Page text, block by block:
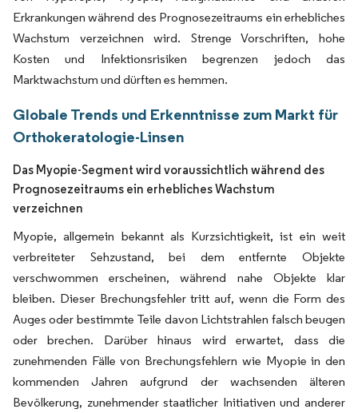
Erkrankungen während des Prognosezeitraums ein erhebliches
Wachstum verzeichnen wird. Strenge Vorschriften, hohe
Kosten und Infektionsrisiken begrenzen jedoch das
Marktwachstum und dürften es hemmen.
Globale Trends und Erkenntnisse zum Markt für
Orthokeratologie-Linsen
Das Myopie-Segment wird voraussichtlich während des
Prognosezeitraums ein erhebliches Wachstum
verzeichnen
Myopie, allgemein bekannt als Kurzsichtigkeit, ist ein weit
verbreiteter Sehzustand, bei dem entfernte Objekte
verschwommen erscheinen, während nahe Objekte klar
bleiben. Dieser Brechungsfehler tritt auf, wenn die Form des
Auges oder bestimmte Teile davon Lichtstrahlen falsch beugen
oder brechen. Darüber hinaus wird erwartet, dass die
zunehmenden Fälle von Brechungsfehlern wie Myopie in den
kommenden Jahren aufgrund der wachsenden älteren
Bevölkerung, zunehmender staatlicher Initiativen und anderer